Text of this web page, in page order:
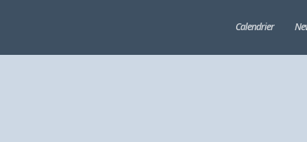
Calendrier